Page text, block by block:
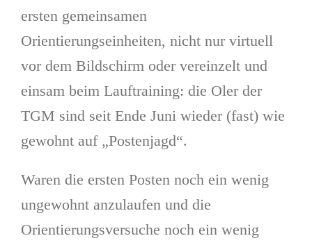
ersten gemeinsamen
Orientierungseinheiten, nicht nur virtuell
vor dem Bildschirm oder vereinzelt und
einsam beim Lauftraining: die Oler der
TGM sind seit Ende Juni wieder (fast) wie
gewohnt auf „Postenjagd“.
Waren die ersten Posten noch ein wenig
ungewohnt anzulaufen und die
Orientierungsversuche noch ein wenig